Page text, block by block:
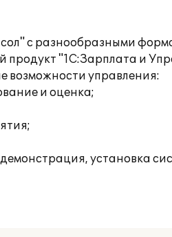
с разнообразными
"1С:Зарплата и
возможности управления:
и оценка;
установка